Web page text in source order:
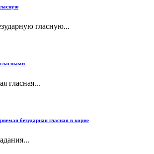
гласную...
гласная...
безударная гласная в корне